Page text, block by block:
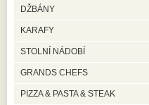
DŽBÁNY
KARAFY
STOLNÍ NÁDOBÍ
GRANDS CHEFS
PIZZA & PASTA & STEAK